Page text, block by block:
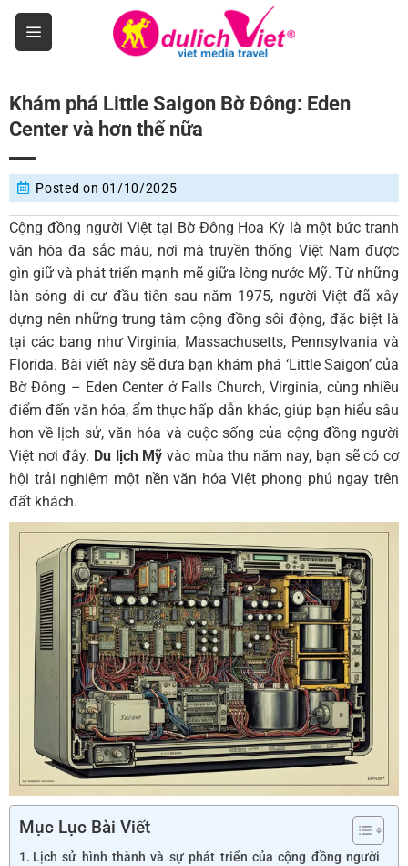
Skip
content
Khám phá Little Saigon Bờ Đông: Eden
Center và hơn thế nữa
Posted on 01/10/2025
Cộng đồng người Việt tại Bờ Đông Hoa Kỳ là một bức tranh
văn hóa đa sắc màu, nơi mà truyền thống Việt Nam được
gìn giữ và phát triển mạnh mẽ giữa lòng nước Mỹ. Từ những
làn sóng di cư đầu tiên sau năm 1975, người Việt đã xây
dựng nên những trung tâm cộng đồng sôi động, đặc biệt là
tại các bang như Virginia, Massachusetts, Pennsylvania và
Florida. Bài viết này sẽ đưa bạn khám phá ‘Little Saigon’ của
Bờ Đông – Eden Center ở Falls Church, Virginia, cùng nhiều
điểm đến văn hóa, ẩm thực hấp dẫn khác, giúp bạn hiểu sâu
hơn về lịch sử, văn hóa và cuộc sống của cộng đồng người
Việt nơi đây. Du lịch Mỹ vào mùa thu năm nay, bạn sẽ có cơ
hội trải nghiệm một nền văn hóa Việt phong phú ngay trên
đất khách.
Mục Lục Bài Viết
Lịch sử hình thành và sự phát triển của cộng đồng người